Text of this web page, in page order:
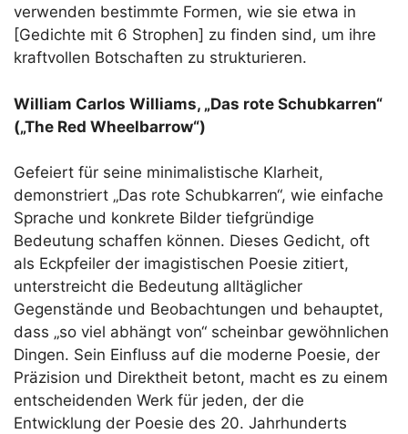
verwenden bestimmte Formen, wie sie etwa in
[Gedichte mit 6 Strophen] zu finden sind, um ihre
kraftvollen Botschaften zu strukturieren.
William Carlos Williams, „Das rote Schubkarren“
(„The Red Wheelbarrow“)
Gefeiert für seine minimalistische Klarheit,
demonstriert „Das rote Schubkarren“, wie einfache
Sprache und konkrete Bilder tiefgründige
Bedeutung schaffen können. Dieses Gedicht, oft
als Eckpfeiler der imagistischen Poesie zitiert,
unterstreicht die Bedeutung alltäglicher
Gegenstände und Beobachtungen und behauptet,
dass „so viel abhängt von“ scheinbar gewöhnlichen
Dingen. Sein Einfluss auf die moderne Poesie, der
Präzision und Direktheit betont, macht es zu einem
entscheidenden Werk für jeden, der die
Entwicklung der Poesie des 20. Jahrhunderts